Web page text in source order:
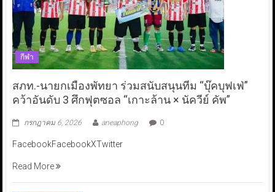
กีฬา
สภท.-นายกเมืองพัทยา ร่วมสนับสนุนทีม “บุ๊คบุฟเฟ่”
คว้าอันดับ 3 ศึกฟุตซอล “เกาะล้าน × นัควีย์ คัพ”
กรกฎาคม 6, 2026 aneaphong 0
FacebookFacebookXTwitter
Read More